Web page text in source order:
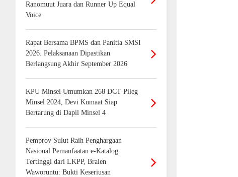
Ranomuut Juara dan Runner Up Equal
Voice
Rapat Bersama BPMS dan Panitia SMSI
2026. Pelaksanaan Dipastikan
Berlangsung Akhir September 2026
KPU Minsel Umumkan 268 DCT Pileg
Minsel 2024, Devi Kumaat Siap
Bertarung di Dapil Minsel 4
Pemprov Sulut Raih Penghargaan
Nasional Pemanfaatan e-Katalog
Tertinggi dari LKPP, Braien
Waworuntu: Bukti Keseriusan